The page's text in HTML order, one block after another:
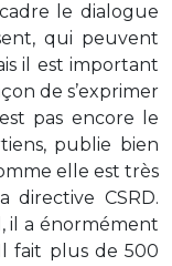
le dialogue
qui peuvent
il est important
de s’exprimer
pas encore le
publie bien
elle est très
directive CSRD.
il a énormément
fait plus de 500